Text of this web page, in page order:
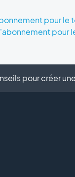
pour le
pour
pour créer